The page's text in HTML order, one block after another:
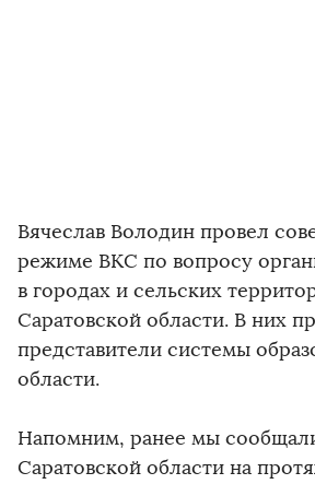
Вячеслав Володин провел
режиме ВКС по вопросу
в городах и сельских
Саратовской области. В них
представители системы
области.
Напомним, ранее мы
Саратовской области на